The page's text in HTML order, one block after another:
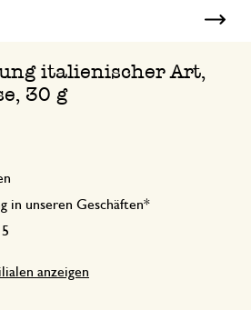
italienischer Art,
30 g
in unseren Geschäften*
anzeigen